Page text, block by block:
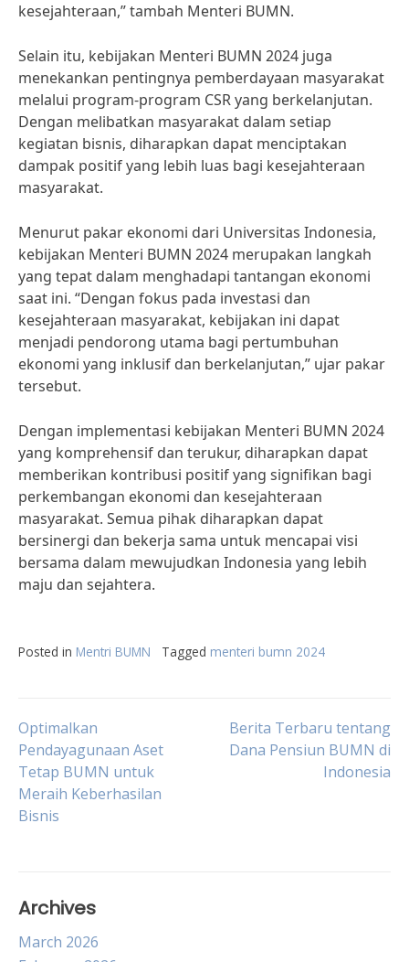
kesejahteraan,” tambah Menteri BUMN.
Selain itu, kebijakan Menteri BUMN 2024 juga
menekankan pentingnya pemberdayaan masyarakat
melalui program-program CSR yang berkelanjutan.
Dengan melibatkan masyarakat dalam setiap
kegiatan bisnis, diharapkan dapat menciptakan
dampak positif yang lebih luas bagi kesejahteraan
masyarakat.
Menurut pakar ekonomi dari Universitas Indonesia,
kebijakan Menteri BUMN 2024 merupakan langkah
yang tepat dalam menghadapi tantangan ekonomi
saat ini. “Dengan fokus pada investasi dan
kesejahteraan masyarakat, kebijakan ini dapat
menjadi pendorong utama bagi pertumbuhan
ekonomi yang inklusif dan berkelanjutan,” ujar pakar
tersebut.
Dengan implementasi kebijakan Menteri BUMN 2024
yang komprehensif dan terukur, diharapkan dapat
memberikan kontribusi positif yang signifikan bagi
perkembangan ekonomi dan kesejahteraan
masyarakat. Semua pihak diharapkan dapat
bersinergi dan bekerja sama untuk mencapai visi
bersama dalam mewujudkan Indonesia yang lebih
maju dan sejahtera.
Posted in Mentri BUMN Tagged menteri bumn 2024
Post
navigation
Optimalkan
Pendayagunaan Aset
Tetap BUMN untuk
Meraih Keberhasilan
Bisnis
Berita Terbaru tentang
Dana Pensiun BUMN di
Indonesia
Archives
March 2026